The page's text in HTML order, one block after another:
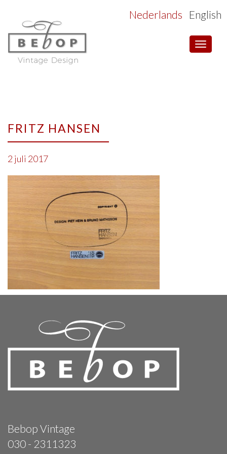
Toggle
Nederlands English
FRITZ HANSEN
2 juli 2017
Bebop Vintage
030 - 2311323